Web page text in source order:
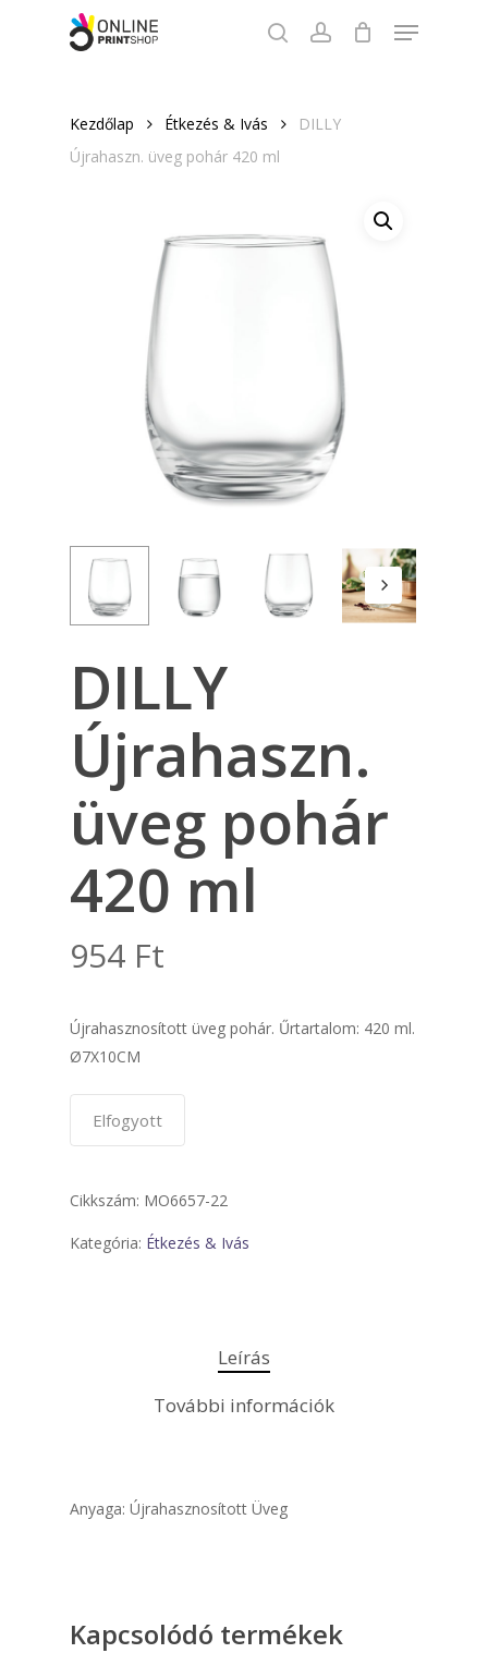
searchaccount
Menu
Kezdőlap Étkezés & Ivás
DILLY
Újrahaszn. üveg pohár 420 ml
DILLY
Újrahaszn.
üveg pohár
420 ml
954 Ft
Újrahasznosított üveg pohár. Űrtartalom: 420 ml.
Ø7X10CM
Elfogyott
Cikkszám: MO6657-22
Kategória: Étkezés & Ivás
Leírás
További információk
Anyaga: Újrahasznosított Üveg
Kapcsolódó termékek